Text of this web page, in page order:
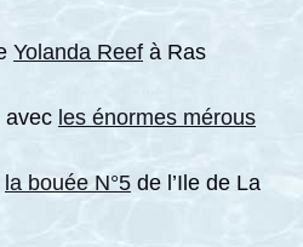
Yolanda Reef à Ras
avec les énormes mérous
la bouée N°5 de l’Ile de La